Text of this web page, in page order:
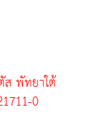
ส พัทยาใต้
0